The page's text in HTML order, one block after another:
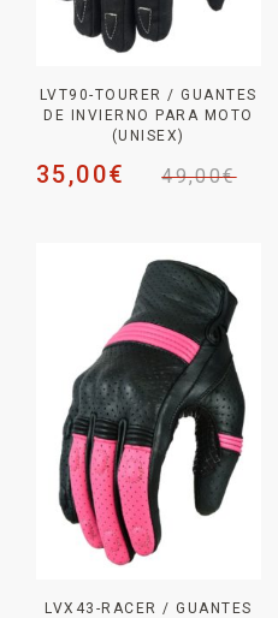
LVT90-TOURER / GUANTES
DE INVIERNO PARA MOTO
(UNISEX)
49,00€
35,00€
LVX43-RACER / GUANTES